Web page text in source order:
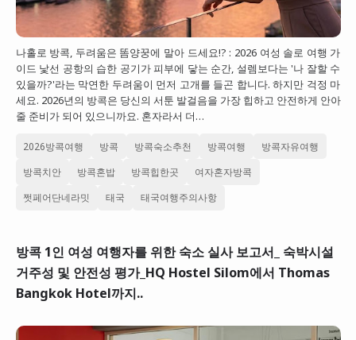
나홀로 방콕, 두려움은 똠양꿍에 말아 드세요!? : 2026 여성 솔로 여행 가
이드 낯선 공항의 습한 공기가 피부에 닿는 순간, 설렘보다는 '나 잘할 수
있을까?'라는 막연한 두려움이 먼저 고개를 들곤 합니다. 하지만 걱정 마
세요. 2026년의 방콕은 당신의 서툰 발걸음을 가장 힙하고 안전하게 안아
줄 준비가 되어 있으니까요. 혼자라서 더…
2026방콕여행 방콕 방콕숙소추천 방콕여행 방콕자유여행
방콕치안 방콕혼밥 방콕힙한곳 여자혼자방콕
쩟페어단네라밋 태국 태국여행주의사항
방콕 1인 여성 여행자를 위한 숙소 실사 보고서_ 숙박시설
거주성 및 안전성 평가_HQ Hostel Silom에서 Thomas
Bangkok Hotel까지..